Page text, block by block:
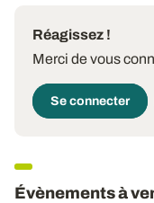
Réagissez !
Merci de vous
Se connecter
Évènements à